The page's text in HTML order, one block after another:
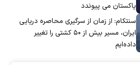
پاکستان می پیوندد
سنتکام: از زمان از سرگیری محاصره دریایی
ایران، مسیر بیش از ۵۰ کشتی را تغییر
داده‌ایم